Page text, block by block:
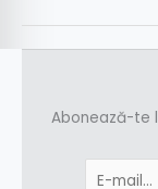
Abonează-te